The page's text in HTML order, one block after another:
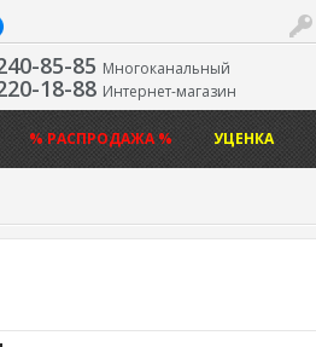
85-85 Многоканальный
18-88 Интернет-магазин
% РАСПРОДАЖА % УЦЕНКА